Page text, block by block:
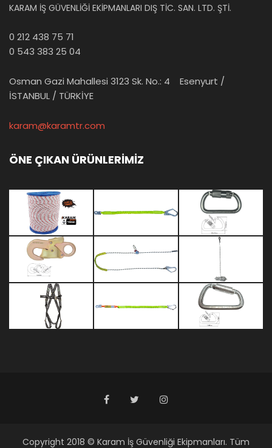
KARAM İŞ GÜVENLİĞİ EKİPMANLARI DIŞ TİC. SAN. LTD. ŞTİ.
0 212 438 75 71
0 543 383 25 04
Osman Gazi Mahallesi 3123 Sk. No.: 4 Esenyurt /
İSTANBUL / TÜRKİYE
karam@karamtr.com
ÖNE ÇIKAN ÜRÜNLERİMİZ
Copyright 2018 © Karam İş Güvenliği Ekipmanları. Tüm